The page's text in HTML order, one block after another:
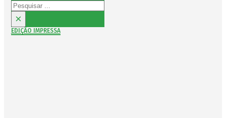
Pesquisar
×
EDIÇÃO IMPRESSA